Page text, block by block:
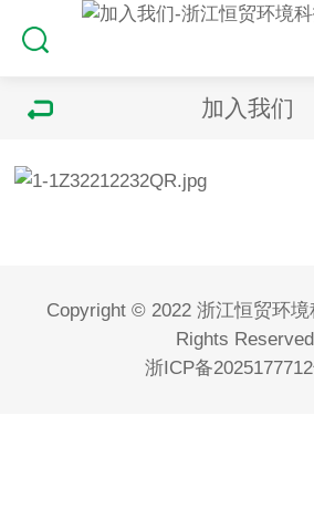
加入我们
Copyright © 2022 浙江恒贸环
Rights
浙ICP备